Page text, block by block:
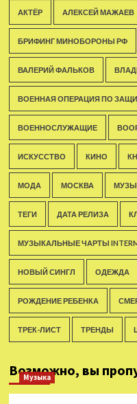
АКТЁР АЛЕКСЕЙ МАЖАЕВ
БРИФИНГ МИНОБОРОНЫ РФ
ВАЛЕРИЙ ФАЛЬКОВ
ВОЕННАЯ ОПЕРАЦИЯ ПО
ВОЕННОСЛУЖАЩИЕ
ИСКУССТВО КИНО
МОДА МОСКВА
ТЕГИ ДАТА РЕЛИЗА
МУЗЫКАЛЬНЫЕ ЧАРТЫ
НОВЫЙ СИНГЛ ОДЕЖДА
РОЖДЕНИЕ РЕБЕНКА
ТРЕК-ЛИСТ ТРЕНДЫ
Возможно, вы
Музыка